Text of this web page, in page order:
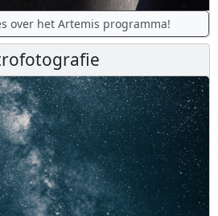
over het Artemis programma!